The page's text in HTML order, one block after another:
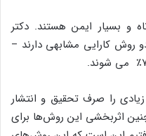
و بسیار ایمن هستند. دکتر
روش کارایی مشابهی دارند –
را صرف تحقیق و انتشار
اثربخشی این روش‌ها برای